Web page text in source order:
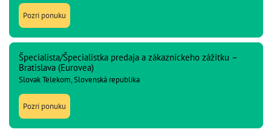
Pozri ponuku
Špecialista/Špecialistka predaja a zákazníckeho zážitku –
Bratislava (Eurovea)
Slovak Telekom, Slovenská republika
Pozri ponuku